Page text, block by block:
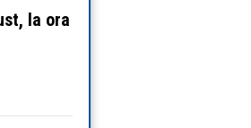
la ora